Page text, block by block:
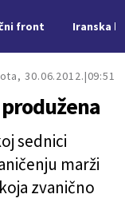
front Iranska
30.06.2012. 09:51
sednici
marži
zvanično